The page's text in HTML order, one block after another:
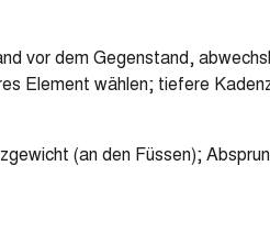
vor dem Gegenstand,
Element wählen; tiefere
(an den Füssen);